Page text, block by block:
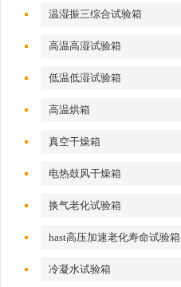
温湿振三综合试验箱
高温高湿试验箱
低温低湿试验箱
高温烘箱
真空干燥箱
电热鼓风干燥箱
换气老化试验箱
hast高压加速老化寿命试验箱
冷凝水试验箱